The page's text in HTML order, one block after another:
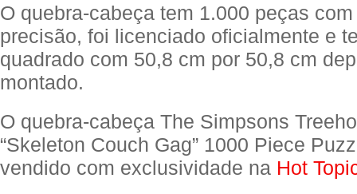
O quebra-cabeça tem 1.000 peças
precisão, foi licenciado oficialmente e
quadrado com 50,8 cm por 50,8 cm
montado.
O quebra-cabeça The Simpsons
“Skeleton Couch Gag” 1000 Piece
vendido com exclusividade na Hot